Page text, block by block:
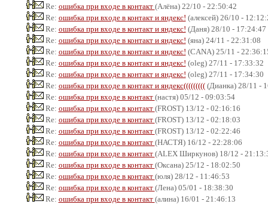
Re: ошибка при входе в контакт (Алёна) 22/10 - 22:50:42
Re: ошибка при входе в контакт и яндекс! (алексей) 26/10 -
Re: ошибка при входе в контакт и яндекс! (Даня) 28/10 - 17:24:47
Re: ошибка при входе в контакт и яндекс! (яна) 24/11 - 22:31:08
Re: ошибка при входе в контакт и яндекс! (CANA) 25/11 -
Re: ошибка при входе в контакт и яндекс! (oleg) 27/11 - 17:33:32
Re: ошибка при входе в контакт и яндекс! (oleg) 27/11 - 17:34:30
Re: ошибка при входе в контакт и яндекс((((((((((Дианка) 28/11 -
Re: ошибка при входе в контакт (настя) 05/12 - 09:03:54
Re: ошибка при входе в контакт (FROST) 13/12 - 02:16:16
Re: ошибка при входе в контакт (FROST) 13/12 - 02:18:03
Re: ошибка при входе в контакт (FROST) 13/12 - 02:22:46
Re: ошибка при входе в контакт (НАСТЯ) 16/12 - 22:28:06
Re: ошибка при входе в контакт (ALEX Ширкунов) 18/12 -
Re: ошибка при входе в контакт (Оксана) 25/12 - 18:02:50
Re: ошибка при входе в контакт (юля) 28/12 - 11:46:53
Re: ошибка при входе в контакт (Лена) 05/01 - 18:38:30
Re: ошибка при входе в контакт (алина) 16/01 - 21:46:13